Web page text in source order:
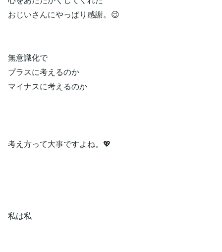
おじいさんにやっぱり感謝。😉
無意識化で
プラスに考えるのか
マイナスに考えるのか
考え方って大事ですよね。💖
私は私